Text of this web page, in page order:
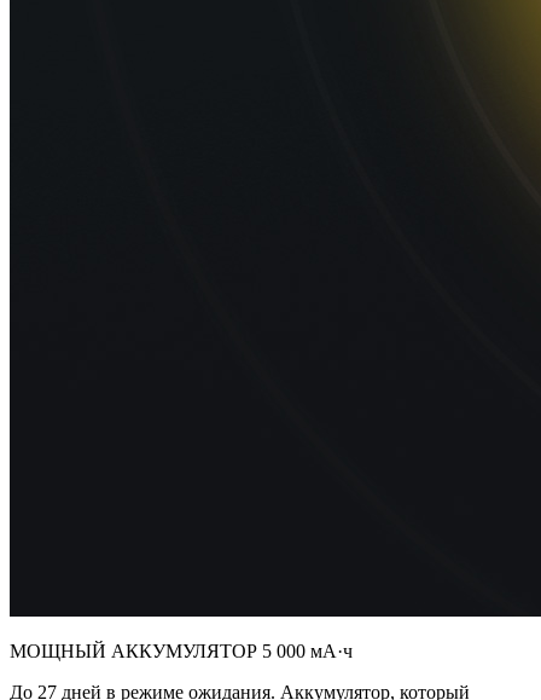
МОЩНЫЙ АККУМУЛЯТОР 5 000 мА·ч
До 27 дней в режиме ожидания. Аккумулятор, который